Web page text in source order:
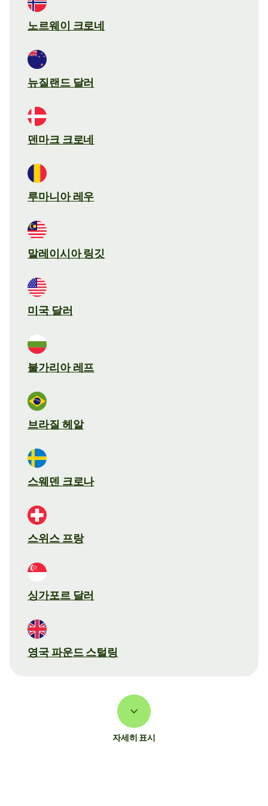
노르웨이 크로네
뉴질랜드 달러
덴마크 크로네
루마니아 레우
말레이시아 링깃
미국 달러
불가리아 레프
브라질 헤알
스웨덴 크로나
스위스 프랑
싱가포르 달러
영국 파운드 스털링
자세히 표시